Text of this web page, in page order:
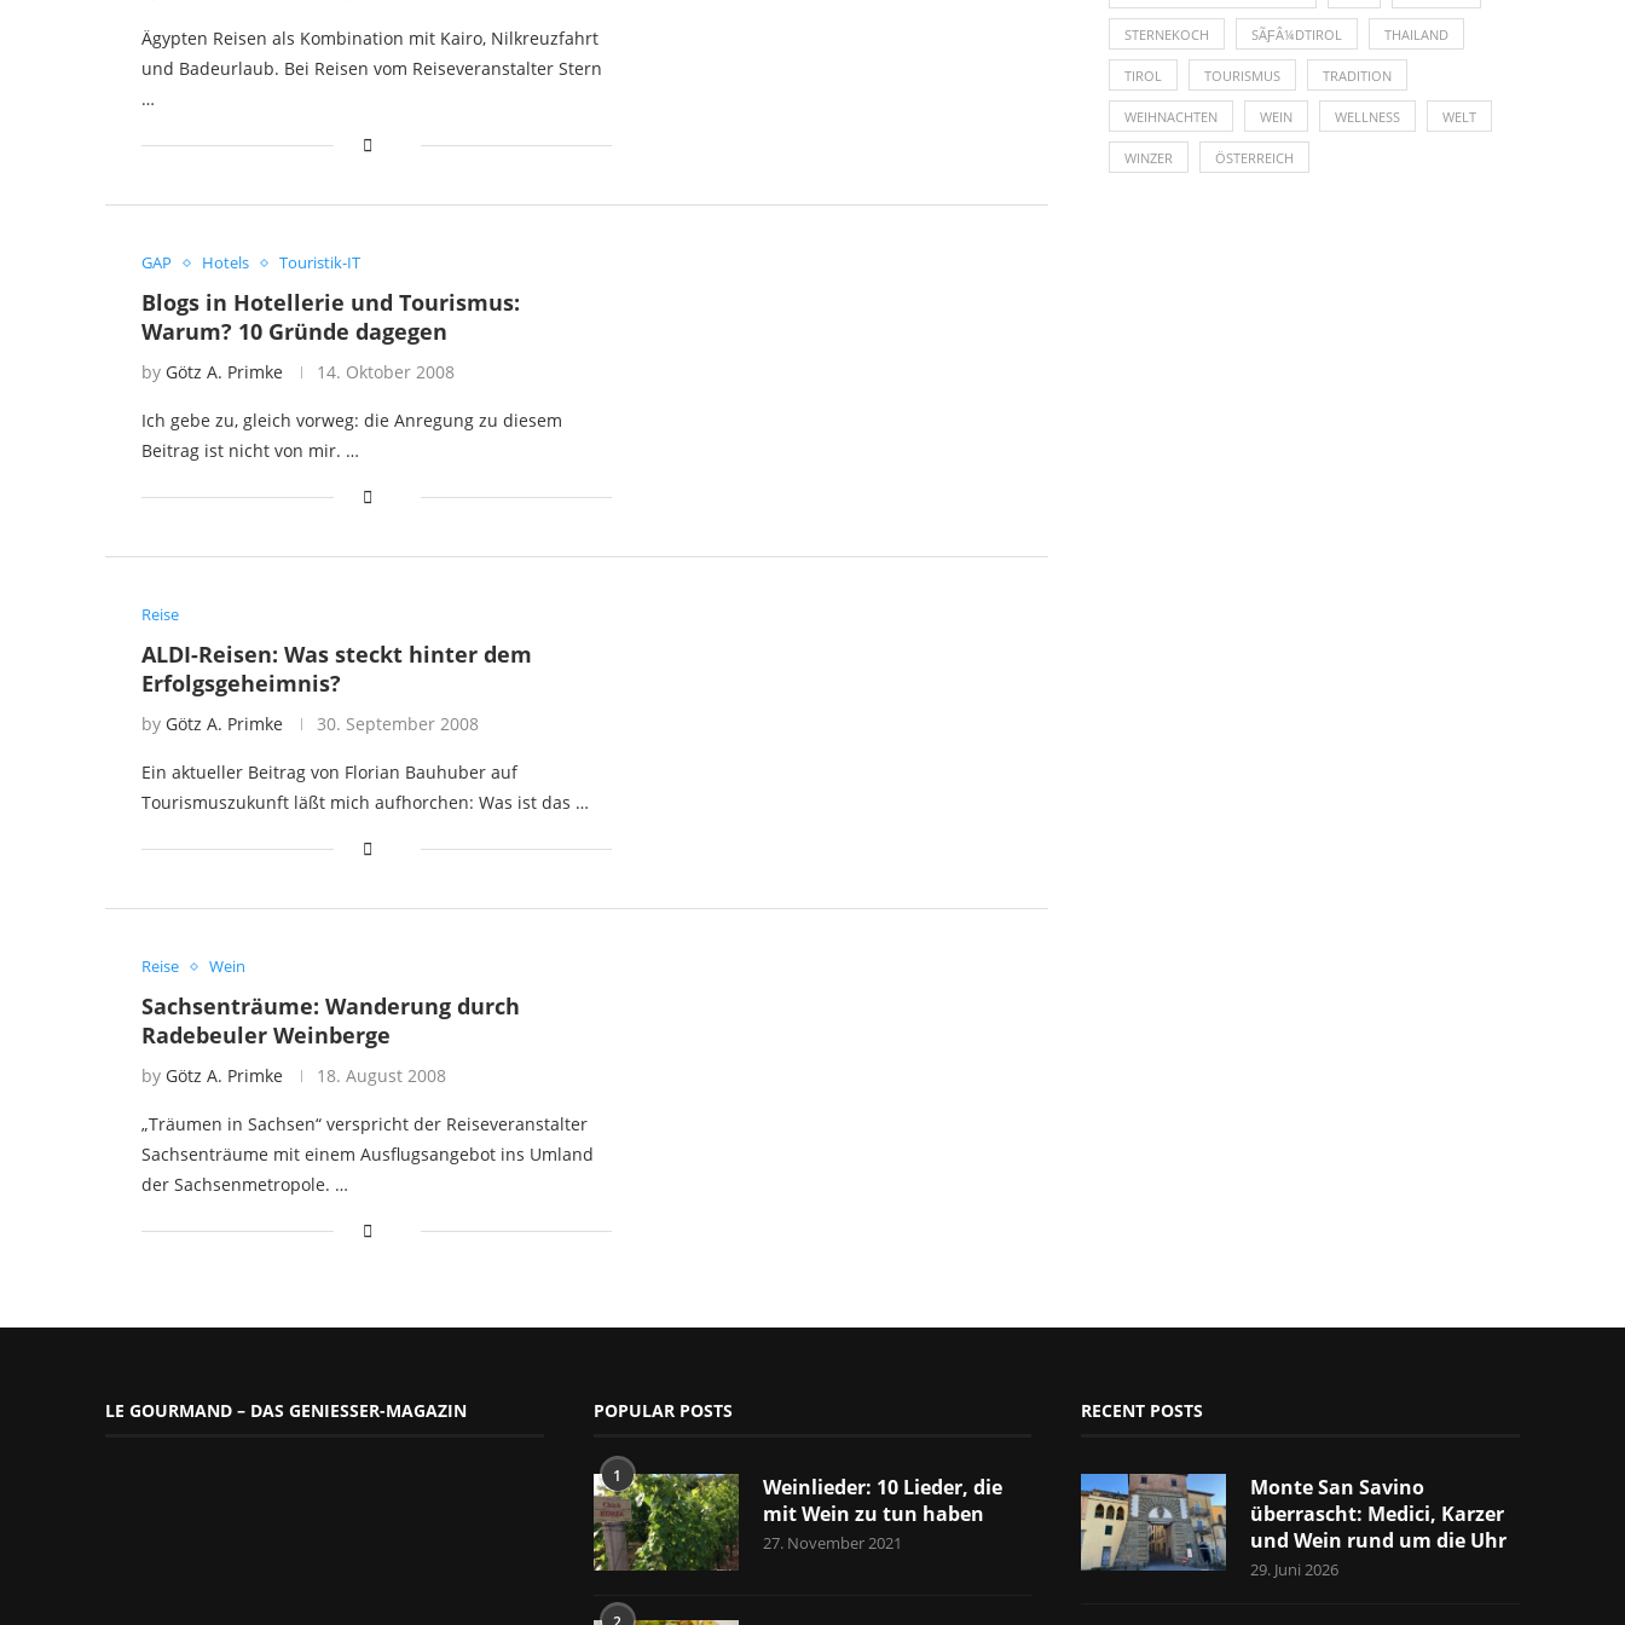
Ägypten Reisen als Kombination mit Kairo, Nilkreuzfahrt
und Badeurlaub. Bei Reisen vom Reiseveranstalter Stern
…
GAP Hotels Touristik-IT
Blogs in Hotellerie und Tourismus:
Warum? 10 Gründe dagegen
by Götz A. Primke 14. Oktober 2008
Ich gebe zu, gleich vorweg: die Anregung zu diesem
Beitrag ist nicht von mir. …
Reise
ALDI-Reisen: Was steckt hinter dem
Erfolgsgeheimnis?
by Götz A. Primke 30. September 2008
Ein aktueller Beitrag von Florian Bauhuber auf
Tourismuszukunft läßt mich aufhorchen: Was ist das …
Reise Wein
Sachsenträume: Wanderung durch
Radebeuler Weinberge
by Götz A. Primke 18. August 2008
„Träumen in Sachsen“ verspricht der Reiseveranstalter
Sachsenträume mit einem Ausflugsangebot ins Umland
der Sachsenmetropole. …
STERNEKOCH SÃƑÂ¼DTIROL THAILAND
TIROL TOURISMUS TRADITION
WEIHNACHTEN WEIN WELLNESS WELT
WINZER ÖSTERREICH
LE GOURMAND – DAS GENIESSER-MAGAZIN POPULAR POSTS
1
Weinlieder: 10 Lieder, die
mit Wein zu tun haben
27. November 2021
RECENT POSTS
Monte San Savino
überrascht: Medici, Karzer
und Wein rund um die Uhr
29. Juni 2026